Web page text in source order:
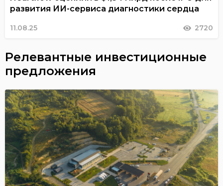
развития ИИ-сервиса диагностики сердца
11.08.25 2720
Релевантные инвестиционные
предложения